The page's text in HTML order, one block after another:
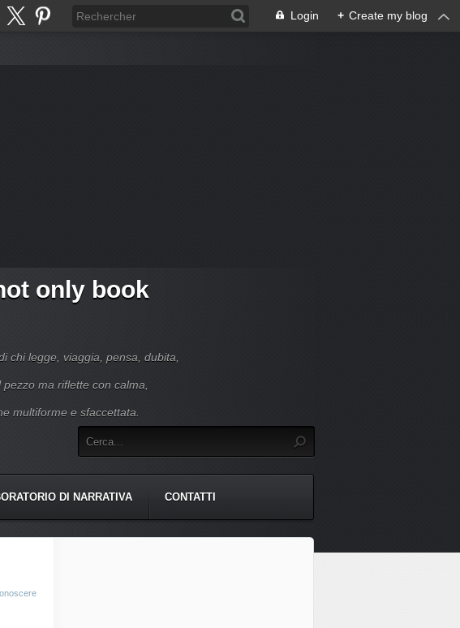
Login + Create my blog
only book
chi legge, viaggia, pensa, dubita,
ma riflette con calma,
multiforme e sfaccettata.
DI NARRATIVA CONTATTI